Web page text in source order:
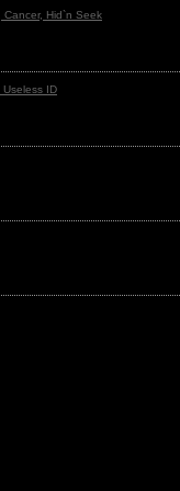
Hid`n Seek
ID